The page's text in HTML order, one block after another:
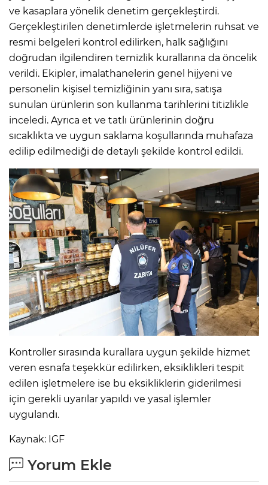
ve kasaplara yönelik denetim gerçekleştirdi.
Gerçekleştirilen denetimlerde işletmelerin ruhsat ve
resmi belgeleri kontrol edilirken, halk sağlığını
doğrudan ilgilendiren temizlik kurallarına da öncelik
verildi. Ekipler, imalathanelerin genel hijyeni ve
personelin kişisel temizliğinin yanı sıra, satışa
sunulan ürünlerin son kullanma tarihlerini titizlikle
inceledi. Ayrıca et ve tatlı ürünlerinin doğru
sıcaklıkta ve uygun saklama koşullarında muhafaza
edilip edilmediği de detaylı şekilde kontrol edildi.
Kontroller sırasında kurallara uygun şekilde hizmet
veren esnafa teşekkür edilirken, eksiklikleri tespit
edilen işletmelere ise bu eksikliklerin giderilmesi
için gerekli uyarılar yapıldı ve yasal işlemler
uygulandı.
Kaynak: IGF
Yorum Ekle